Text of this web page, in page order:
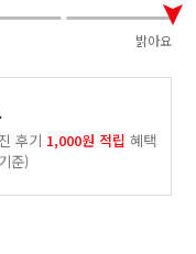
밝아요
후기 1,000원 적립 혜택
준)